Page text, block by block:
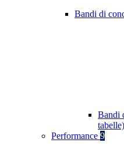
Bandi di
Bandi
tabelle)
Performance 9